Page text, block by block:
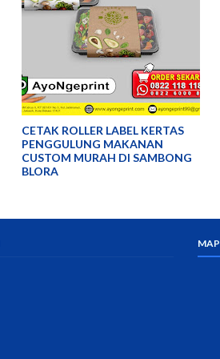
CETAK ROLLER LABEL KERTAS
PENGGULUNG MAKANAN
CUSTOM MURAH DI SAMBONG
BLORA